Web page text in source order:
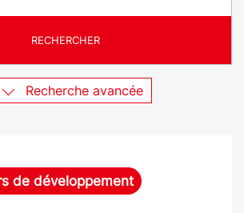
RECHERCHER
Recherche avancée
de développement